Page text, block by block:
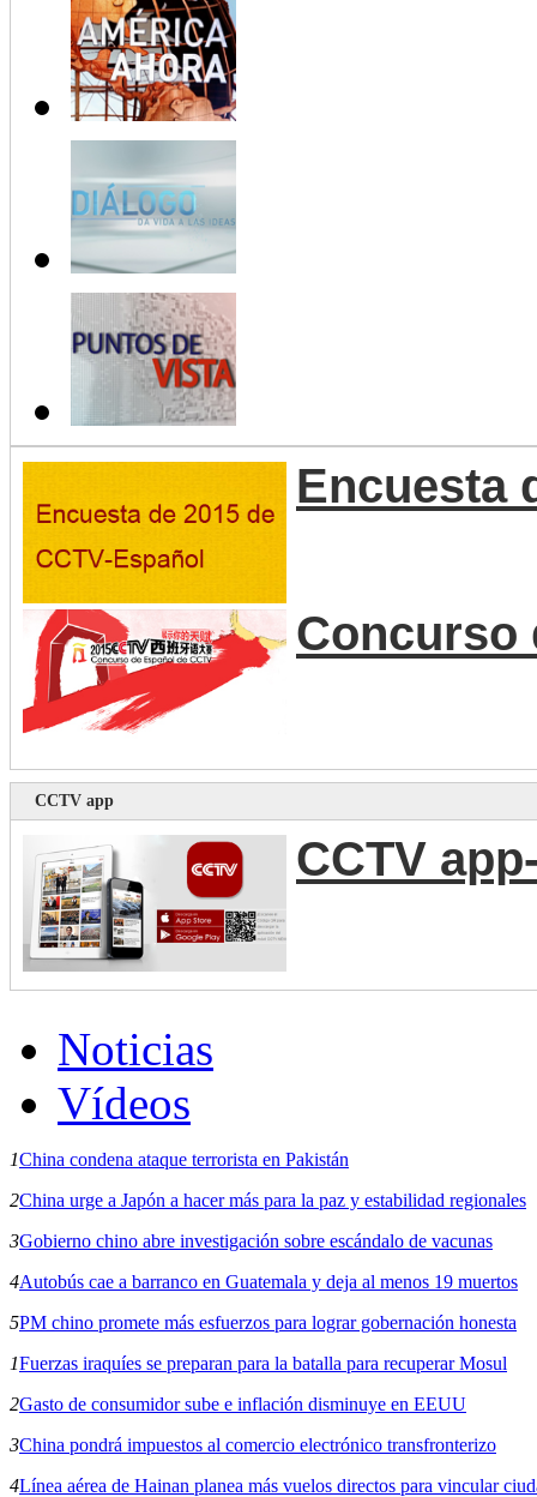
Encuesta
Concurso
CCTV app
CCTV
Noticias
Vídeos
1China condena ataque terrorista en Pakistán
2China urge a Japón a hacer más para la paz y estabilidad regionales
3Gobierno chino abre investigación sobre escándalo de vacunas
4Autobús cae a barranco en Guatemala y deja al menos 19 muertos
5PM chino promete más esfuerzos para lograr gobernación honesta
1Fuerzas iraquíes se preparan para la batalla para recuperar Mosul
2Gasto de consumidor sube e inflación disminuye en EEUU
3China pondrá impuestos al comercio electrónico transfronterizo
4Línea aérea de Hainan planea más vuelos directos para vincular